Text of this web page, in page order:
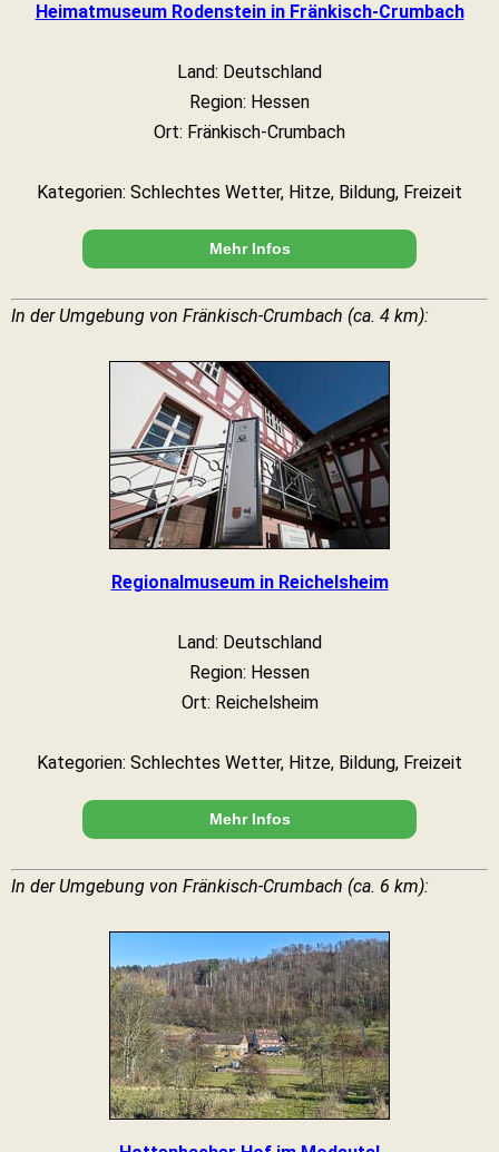
Heimatmuseum Rodenstein in Fränkisch-Crumbach
Land: Deutschland
Region: Hessen
Ort: Fränkisch-Crumbach
Kategorien: Schlechtes Wetter, Hitze, Bildung, Freizeit
Mehr Infos
In der Umgebung von Fränkisch-Crumbach (ca. 4 km):
Regionalmuseum in Reichelsheim
Land: Deutschland
Region: Hessen
Ort: Reichelsheim
Kategorien: Schlechtes Wetter, Hitze, Bildung, Freizeit
Mehr Infos
In der Umgebung von Fränkisch-Crumbach (ca. 6 km):